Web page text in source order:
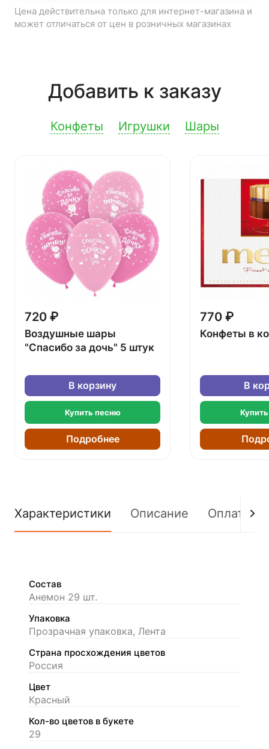
Цена действительна только для интернет-магазина и
может отличаться от цен в розничных магазинах
Добавить к заказу
Конфеты Игрушки Шары
720 ₽
Воздушные шары
"Спасибо за дочь" 5 штук
В корзину
Купить песню
Подробнее
770 ₽
Конфеты в
В
Характеристики Описание Оплата
Состав
Анемон 29 шт.
Упаковка
Прозрачная упаковка, Лента
Страна просхождения цветов
Россия
Цвет
Красный
Кол-во цветов в букете
29